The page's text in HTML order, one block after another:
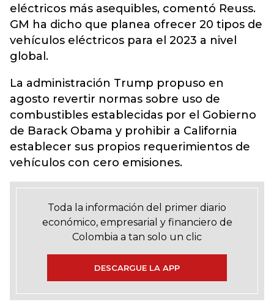
eléctricos más asequibles, comentó Reuss.
GM ha dicho que planea ofrecer 20 tipos de
vehículos eléctricos para el 2023 a nivel
global.
La administración Trump propuso en
agosto revertir normas sobre uso de
combustibles establecidas por el Gobierno
de Barack Obama y prohibir a California
establecer sus propios requerimientos de
vehículos con cero emisiones.
Toda la información del primer diario
económico, empresarial y financiero de
Colombia a tan solo un clic
DESCARGUE LA APP